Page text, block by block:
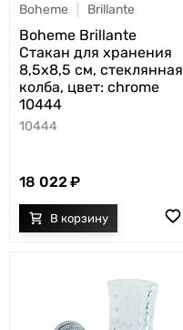
Boheme Brillante
Boheme Brillante
Стакан для хранения
8,5x8,5 см, стеклянная
колба, цвет: chrome
10444
10444
18 022